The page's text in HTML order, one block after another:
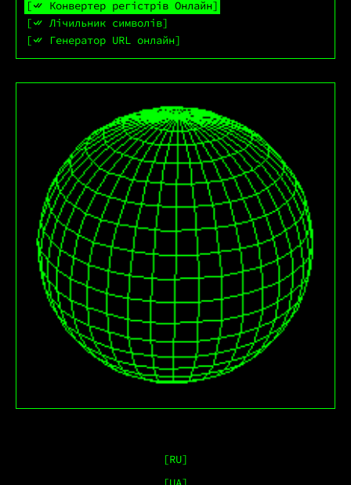
Конвертер регістрів Онлайн
Лічильник символів
Генератор URL онлайн
RU